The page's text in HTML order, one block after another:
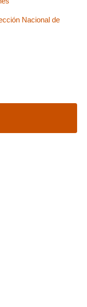
Nacional de